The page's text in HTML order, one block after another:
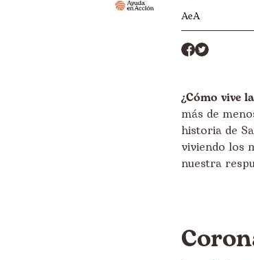
AeA
¿Cómo vive
más de
historia de
viviendo los
nuestra